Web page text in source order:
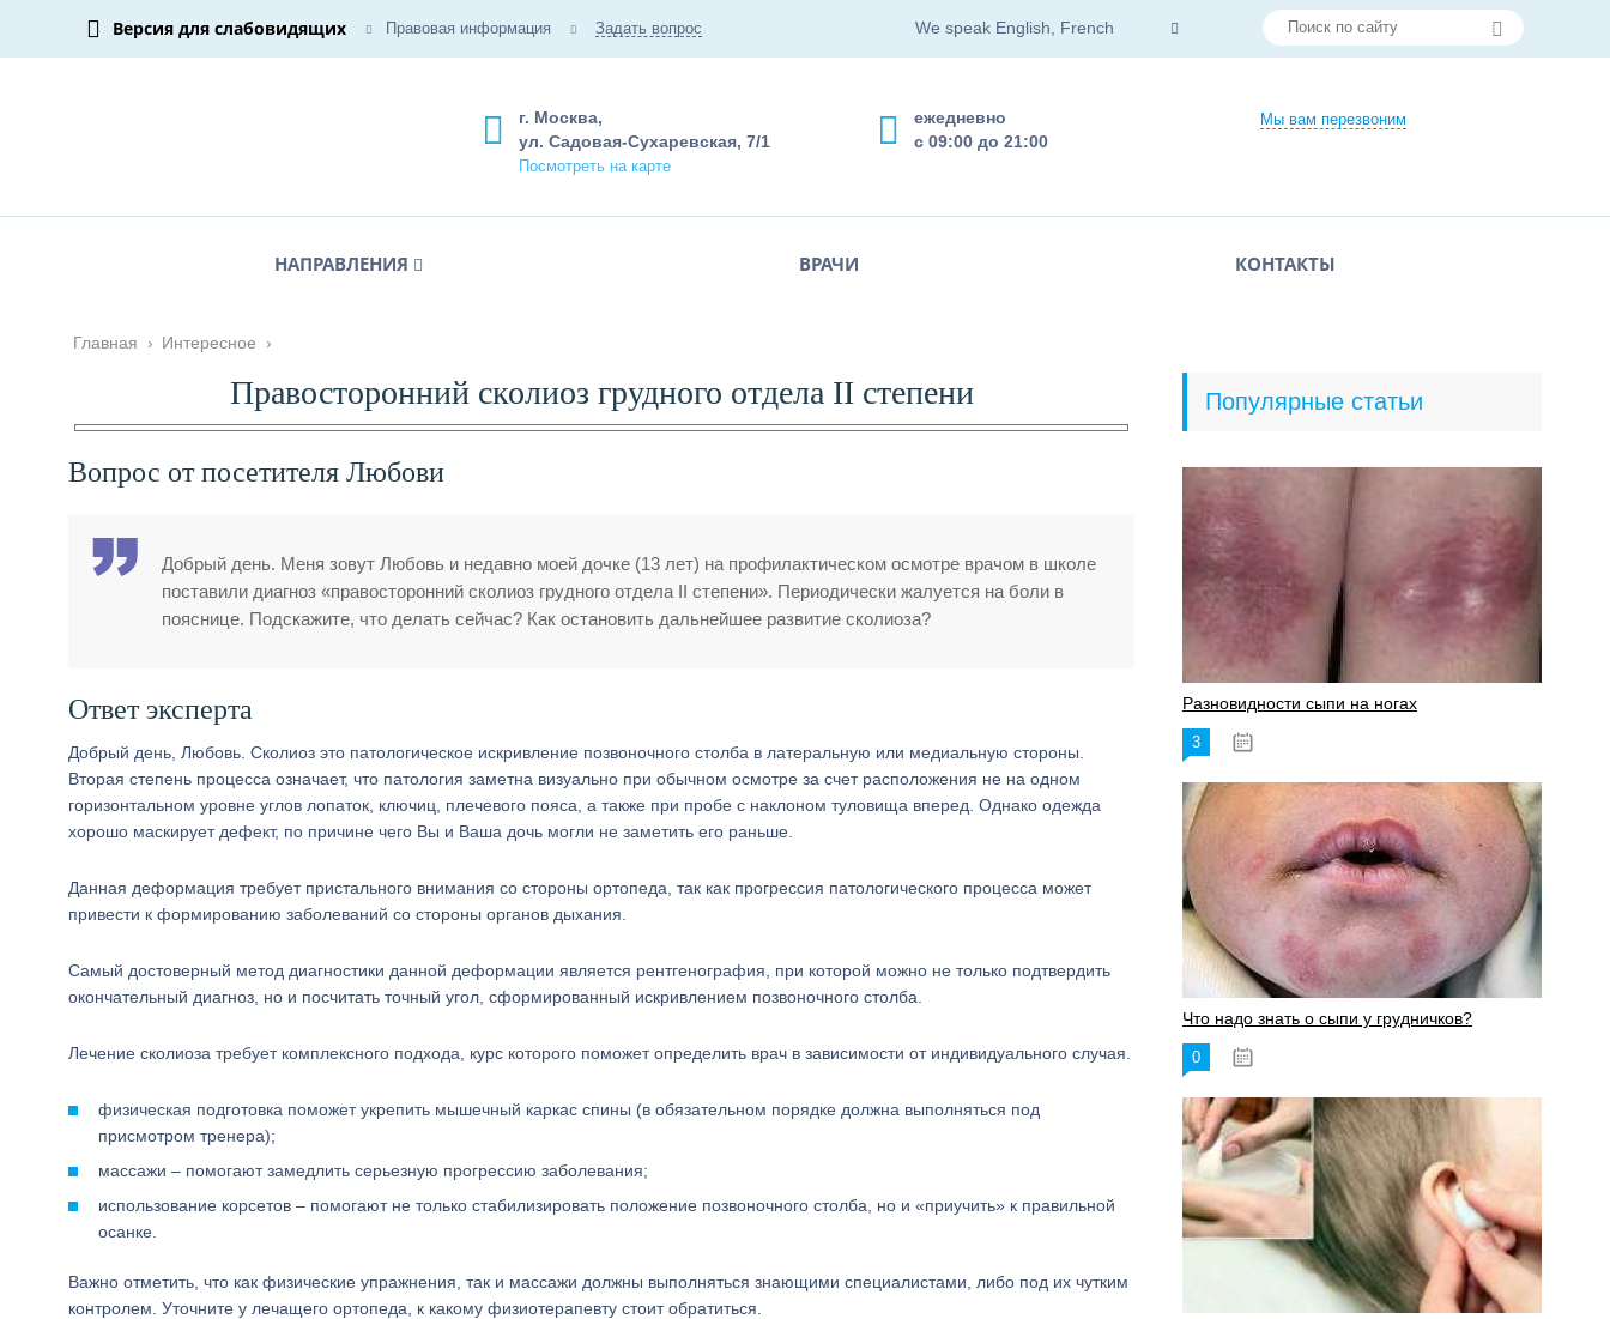
Версия для слабовидящих Правовая информация Задать вопрос We speak English, French
Мы вам перезвоним
ежедневно
с 09:00 до 21:00
г. Москва,
ул. Садовая-Сухаревская, 7/1
Посмотреть на карте
НАПРАВЛЕНИЯ ВРАЧИ КОНТАКТЫ
Главная › Интересное ›
Правосторонний сколиоз грудного отдела II степени
Вопрос от посетителя Любови
Добрый день. Меня зовут Любовь и недавно моей дочке (13 лет) на профилактическом осмотре врачом в школе
поставили диагноз «правосторонний сколиоз грудного отдела II степени». Периодически жалуется на боли в
пояснице. Подскажите, что делать сейчас? Как остановить дальнейшее развитие сколиоза?
Ответ эксперта
Добрый день, Любовь. Сколиоз это патологическое искривление позвоночного столба в латеральную или медиальную стороны.
Вторая степень процесса означает, что патология заметна визуально при обычном осмотре за счет расположения не на одном
горизонтальном уровне углов лопаток, ключиц, плечевого пояса, а также при пробе с наклоном туловища вперед. Однако одежда
хорошо маскирует дефект, по причине чего Вы и Ваша дочь могли не заметить его раньше.
Данная деформация требует пристального внимания со стороны ортопеда, так как прогрессия патологического процесса может
привести к формированию заболеваний со стороны органов дыхания.
Самый достоверный метод диагностики данной деформации является рентгенография, при которой можно не только подтвердить
окончательный диагноз, но и посчитать точный угол, сформированный искривлением позвоночного столба.
Лечение сколиоза требует комплексного подхода, курс которого поможет определить врач в зависимости от индивидуального случая.
физическая подготовка поможет укрепить мышечный каркас спины (в обязательном порядке должна выполняться под
присмотром тренера);
массажи – помогают замедлить серьезную прогрессию заболевания;
использование корсетов – помогают не только стабилизировать положение позвоночного столба, но и «приучить» к правильной
осанке.
Важно отметить, что как физические упражнения, так и массажи должны выполняться знающими специалистами, либо под их чутким
контролем. Уточните у лечащего ортопеда, к какому физиотерапевту стоит обратиться.
Популярные статьи
Разновидности сыпи на ногах
3
Что надо знать о сыпи у грудничков?
0